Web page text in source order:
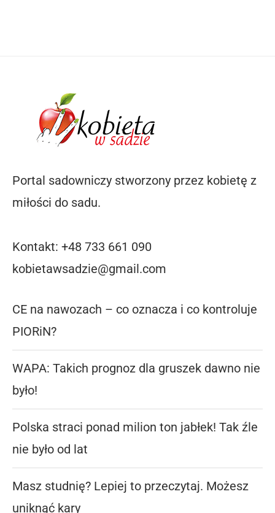
Portal sadowniczy stworzony przez kobietę z
miłości do sadu.
Kontakt: +48 733 661 090
kobietawsadzie@gmail.com
CE na nawozach – co oznacza i co kontroluje
PIORiN?
WAPA: Takich prognoz dla gruszek dawno nie
było!
Polska straci ponad milion ton jabłek! Tak źle
nie było od lat
Masz studnię? Lepiej to przeczytaj. Możesz
uniknąć kary